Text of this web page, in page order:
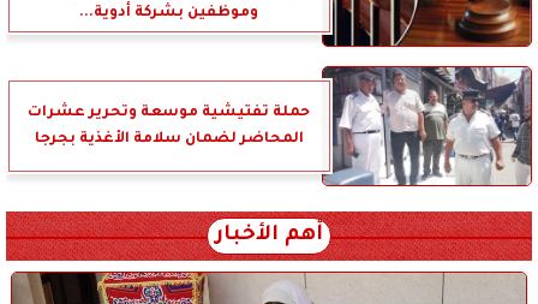
وموظفين بشركة أدوية...
حملة تفتيشية موسعة وتحرير عشرات
المحاضر لضمان سلامة الأغذية بجرجا
أهم الأخبار